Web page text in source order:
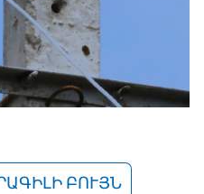
ԲՈՒՅՆ